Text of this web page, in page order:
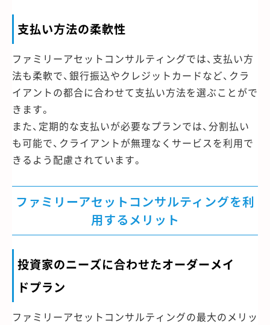
支払い方法の柔軟性
ファミリーアセットコンサルティングでは、支払い方
法も柔軟で、銀行振込やクレジットカードなど、クラ
イアントの都合に合わせて支払い方法を選ぶことがで
きます。
また、定期的な支払いが必要なプランでは、分割払い
も可能で、クライアントが無理なくサービスを利用で
きるよう配慮されています。
ファミリーアセットコンサルティングを利
用するメリット
投資家のニーズに合わせたオーダーメイ
ドプラン
ファミリーアセットコンサルティングの最大のメリッ